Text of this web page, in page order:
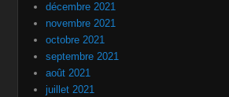
décembre 2021
novembre 2021
octobre 2021
septembre 2021
août 2021
juillet 2021